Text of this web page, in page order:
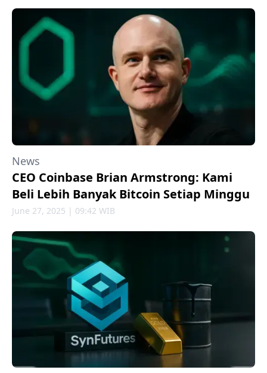
News
CEO Coinbase Brian Armstrong: Kami
Beli Lebih Banyak Bitcoin Setiap Minggu
June 27, 2025 | 09:42 WIB